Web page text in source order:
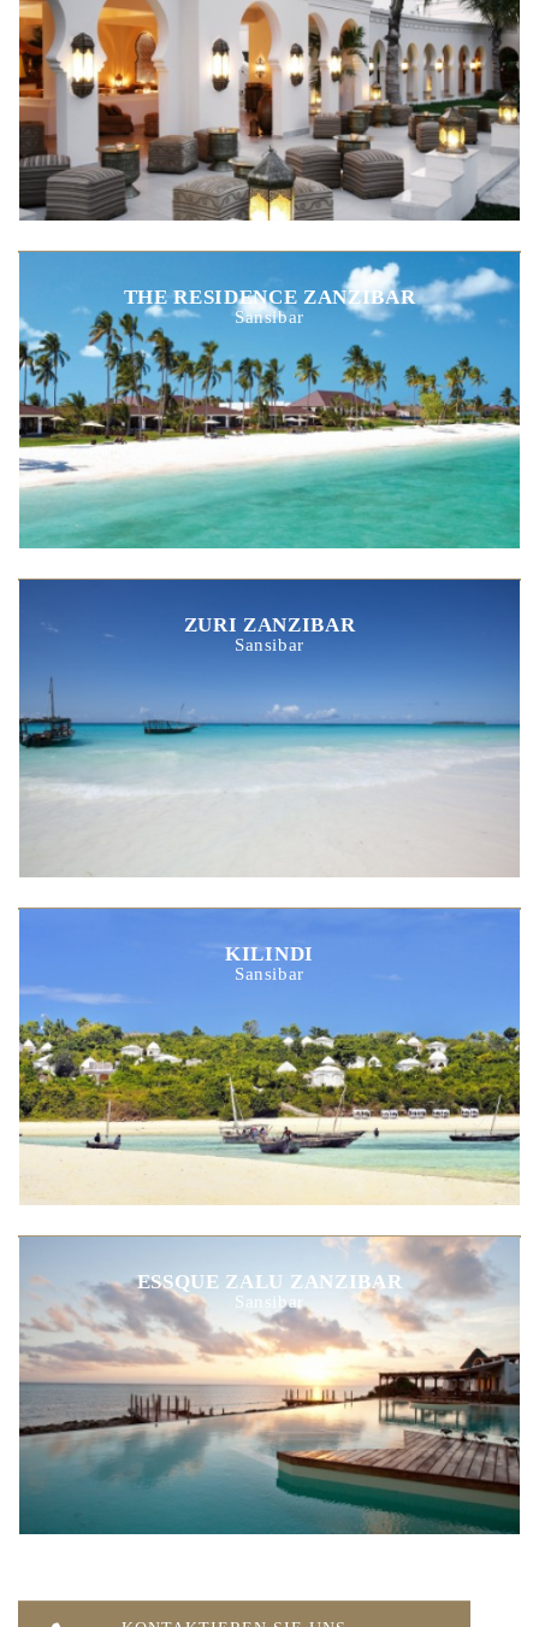
THE RESIDENCE ZANZIBAR
Sansibar
ZURI ZANZIBAR
Sansibar
KILINDI
Sansibar
ESSQUE ZALU ZANZIBAR
Sansibar